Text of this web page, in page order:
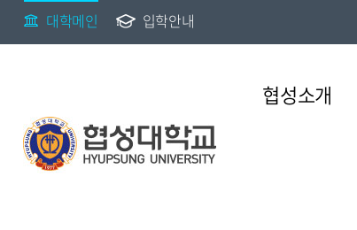
대학메인 입학안내
협성소개